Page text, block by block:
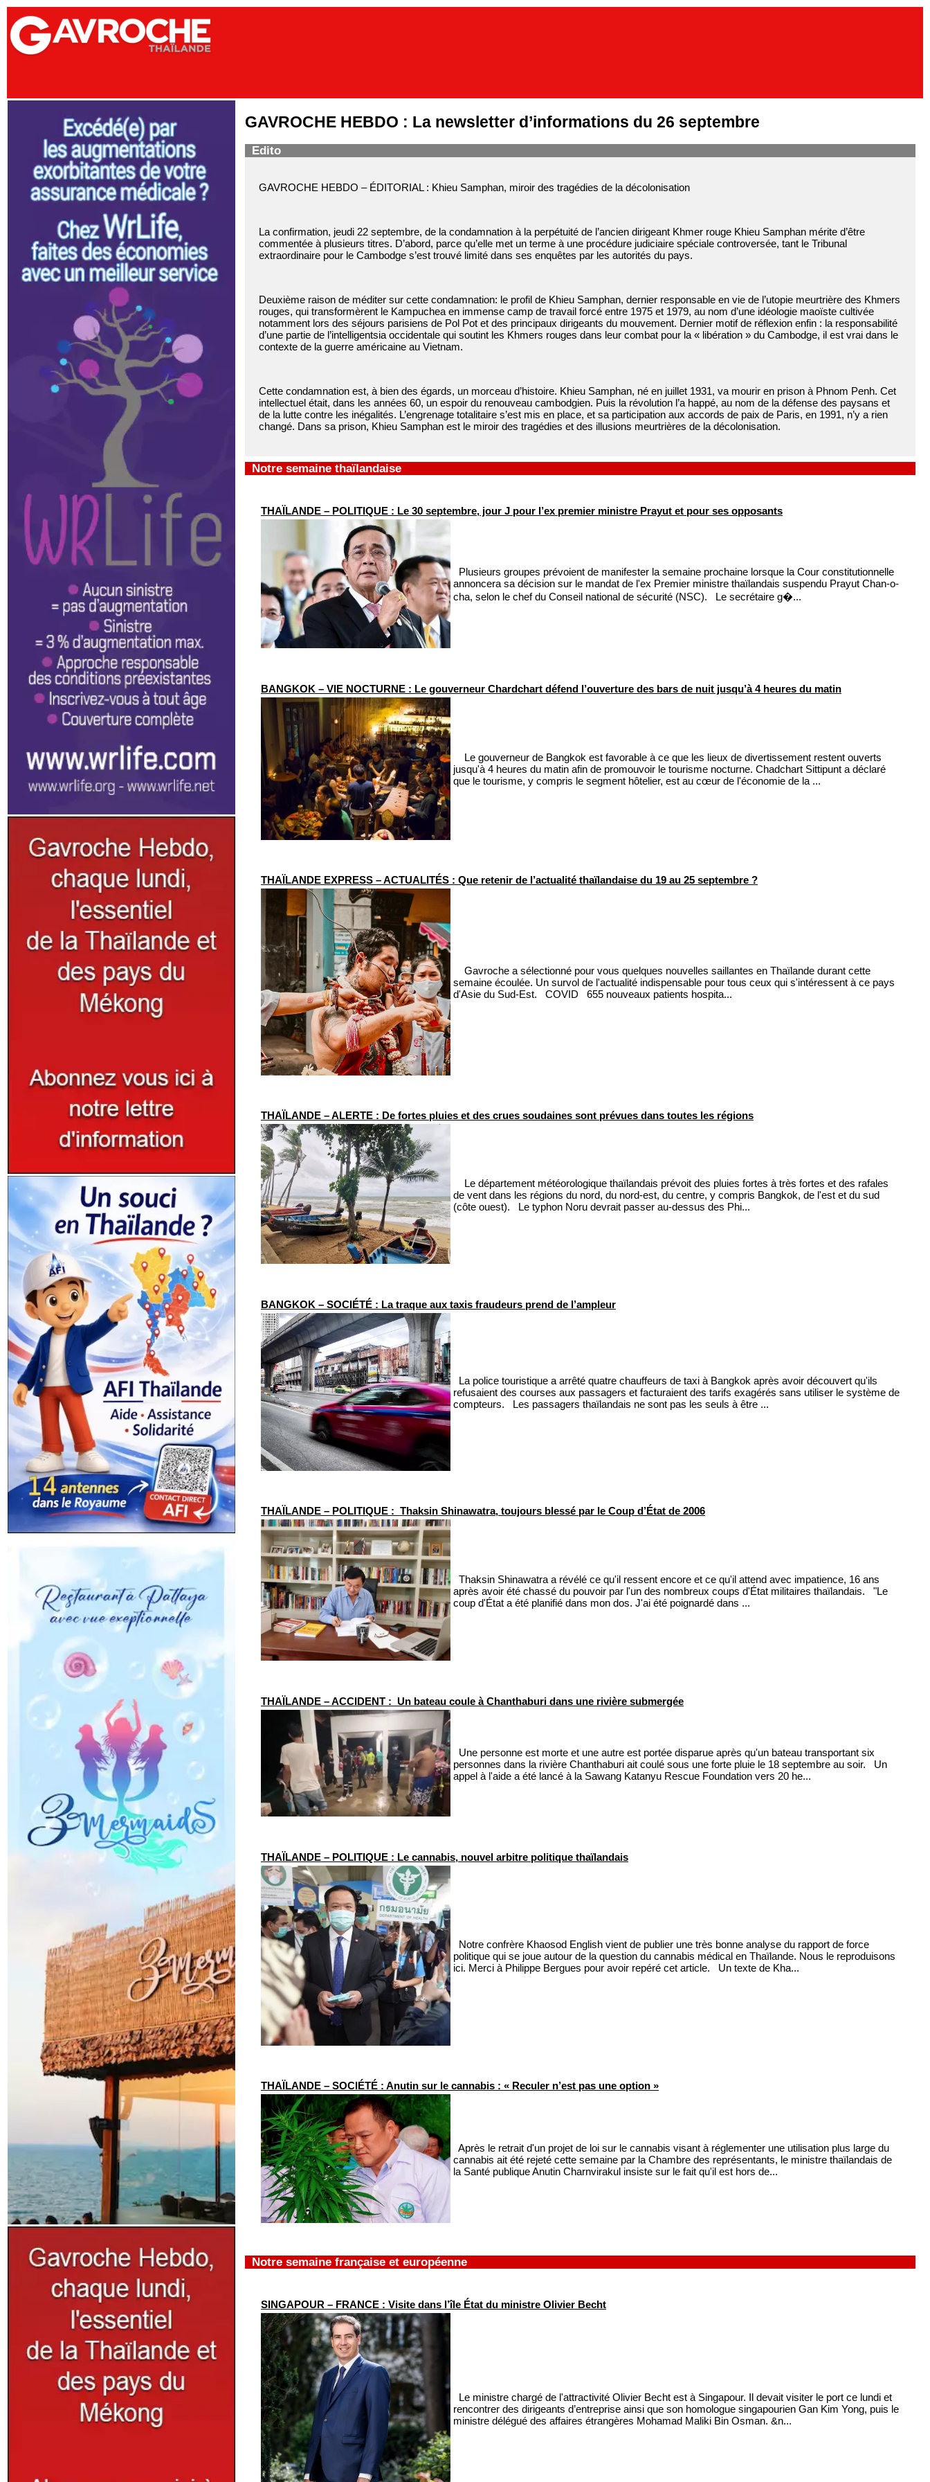
GAVROCHE HEBDO : La newsletter d’informations du 26 septembre
Edito
GAVROCHE HEBDO – ÉDITORIAL : Khieu Samphan, miroir des tragédies de la décolonisation
La confirmation, jeudi 22 septembre, de la condamnation à la perpétuité de l’ancien dirigeant Khmer rouge Khieu Samphan mérite d’être
commentée à plusieurs titres. D’abord, parce qu’elle met un terme à une procédure judiciaire spéciale controversée, tant le Tribunal
extraordinaire pour le Cambodge s’est trouvé limité dans ses enquêtes par les autorités du pays.
Deuxième raison de méditer sur cette condamnation: le profil de Khieu Samphan, dernier responsable en vie de l’utopie meurtrière des Khmers
rouges, qui transformèrent le Kampuchea en immense camp de travail forcé entre 1975 et 1979, au nom d’une idéologie maoïste cultivée
notamment lors des séjours parisiens de Pol Pot et des principaux dirigeants du mouvement. Dernier motif de réflexion enfin : la responsabilité
d’une partie de l’intelligentsia occidentale qui soutint les Khmers rouges dans leur combat pour la « libération » du Cambodge, il est vrai dans le
contexte de la guerre américaine au Vietnam.
Cette condamnation est, à bien des égards, un morceau d’histoire. Khieu Samphan, né en juillet 1931, va mourir en prison à Phnom Penh. Cet
intellectuel était, dans les années 60, un espoir du renouveau cambodgien. Puis la révolution l’a happé, au nom de la défense des paysans et
de la lutte contre les inégalités. L’engrenage totalitaire s’est mis en place, et sa participation aux accords de paix de Paris, en 1991, n’y a rien
changé. Dans sa prison, Khieu Samphan est le miroir des tragédies et des illusions meurtrières de la décolonisation.
Notre semaine thaïlandaise
THAÏLANDE – POLITIQUE : Le 30 septembre, jour J pour l’ex premier ministre Prayut et pour ses opposants
Plusieurs groupes prévoient de manifester la semaine prochaine lorsque la Cour constitutionnelle
annoncera sa décision sur le mandat de l'ex Premier ministre thaïlandais suspendu Prayut Chan-o-
cha, selon le chef du Conseil national de sécurité (NSC). Le secrétaire g�...
BANGKOK – VIE NOCTURNE : Le gouverneur Chardchart défend l’ouverture des bars de nuit jusqu’à 4 heures du matin
Le gouverneur de Bangkok est favorable à ce que les lieux de divertissement restent ouverts
jusqu'à 4 heures du matin afin de promouvoir le tourisme nocturne. Chadchart Sittipunt a déclaré
que le tourisme, y compris le segment hôtelier, est au cœur de l'économie de la ...
THAÏLANDE EXPRESS – ACTUALITÉS : Que retenir de l’actualité thaïlandaise du 19 au 25 septembre ?
Gavroche a sélectionné pour vous quelques nouvelles saillantes en Thaïlande durant cette
semaine écoulée. Un survol de l'actualité indispensable pour tous ceux qui s'intéressent à ce pays
d'Asie du Sud-Est. COVID 655 nouveaux patients hospita...
THAÏLANDE – ALERTE : De fortes pluies et des crues soudaines sont prévues dans toutes les régions
Le département météorologique thaïlandais prévoit des pluies fortes à très fortes et des rafales
de vent dans les régions du nord, du nord-est, du centre, y compris Bangkok, de l'est et du sud
(côte ouest). Le typhon Noru devrait passer au-dessus des Phi...
BANGKOK – SOCIÉTÉ : La traque aux taxis fraudeurs prend de l’ampleur
La police touristique a arrêté quatre chauffeurs de taxi à Bangkok après avoir découvert qu'ils
refusaient des courses aux passagers et facturaient des tarifs exagérés sans utiliser le système de
compteurs. Les passagers thaïlandais ne sont pas les seuls à être ...
THAÏLANDE – POLITIQUE : Thaksin Shinawatra, toujours blessé par le Coup d’État de 2006
Thaksin Shinawatra a révélé ce qu'il ressent encore et ce qu'il attend avec impatience, 16 ans
après avoir été chassé du pouvoir par l'un des nombreux coups d'État militaires thaïlandais. "Le
coup d'État a été planifié dans mon dos. J'ai été poignardé dans ...
THAÏLANDE – ACCIDENT : Un bateau coule à Chanthaburi dans une rivière submergée
Une personne est morte et une autre est portée disparue après qu'un bateau transportant six
personnes dans la rivière Chanthaburi ait coulé sous une forte pluie le 18 septembre au soir. Un
appel à l'aide a été lancé à la Sawang Katanyu Rescue Foundation vers 20 he...
THAÏLANDE – POLITIQUE : Le cannabis, nouvel arbitre politique thaïlandais
Notre confrère Khaosod English vient de publier une très bonne analyse du rapport de force
politique qui se joue autour de la question du cannabis médical en Thaïlande. Nous le reproduisons
ici. Merci à Philippe Bergues pour avoir repéré cet article. Un texte de Kha...
THAÏLANDE – SOCIÉTÉ : Anutin sur le cannabis : « Reculer n’est pas une option »
Après le retrait d'un projet de loi sur le cannabis visant à réglementer une utilisation plus large du
cannabis ait été rejeté cette semaine par la Chambre des représentants, le ministre thaïlandais de
la Santé publique Anutin Charnvirakul insiste sur le fait qu'il est hors de...
Notre semaine française et européenne
SINGAPOUR – FRANCE : Visite dans l’île État du ministre Olivier Becht
Le ministre chargé de l'attractivité Olivier Becht est à Singapour. Il devait visiter le port ce lundi et
rencontrer des dirigeants d’entreprise ainsi que son homologue singapourien Gan Kim Yong, puis le
ministre délégué des affaires étrangères Mohamad Maliki Bin Osman. &n...